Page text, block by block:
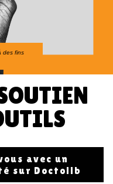
Mains
des fins
avec un
sur Doctolib